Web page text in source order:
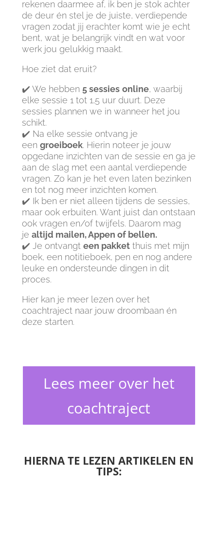
rekenen daarmee af, ik ben je stok achter
de deur én stel je de juiste, verdiepende
vragen zodat jij erachter komt wie je echt
bent, wat je belangrijk vindt en wat voor
werk jou gelukkig maakt.
Hoe ziet dat eruit?
✔️ We hebben 5 sessies online, waarbij
elke sessie 1 tot 1,5 uur duurt. Deze
sessies plannen we in wanneer het jou
schikt.
✔️ Na elke sessie ontvang je
een groeiboek. Hierin noteer je jouw
opgedane inzichten van de sessie en ga je
aan de slag met een aantal verdiepende
vragen. Zo kan je het even laten bezinken
en tot nog meer inzichten komen.
✔️ Ik ben er niet alleen tijdens de sessies,
maar ook erbuiten. Want juist dan ontstaan
ook vragen en/of twijfels. Daarom mag
je altijd mailen, Appen of bellen.
✔️ Je ontvangt een pakketthuis met mijn
boek, een notitieboek, pen en nog andere
leuke en ondersteunde dingen in dit
proces.
Hier kan je meer lezen over het
coachtraject naar jouw droombaan én
deze starten.
Lees meer over het
coachtraject
HIERNA TE LEZEN ARTIKELEN EN
TIPS: